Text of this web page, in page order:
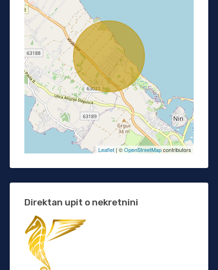
Leaflet| ©OpenStreetMapcontributors
Direktan upit o nekretnini